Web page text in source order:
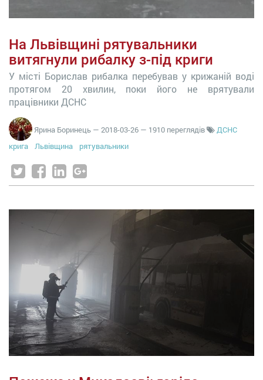
На Львівщині рятувальники
витягнули рибалку з-під криги
У місті Борислав рибалка перебував у крижаній воді
протягом 20 хвилин, поки його не врятували
працівники ДСНС
Ярина Боринець — 2018-03-26 — 1910 переглядів
ДСНС
крига
Львівщина рятувальники